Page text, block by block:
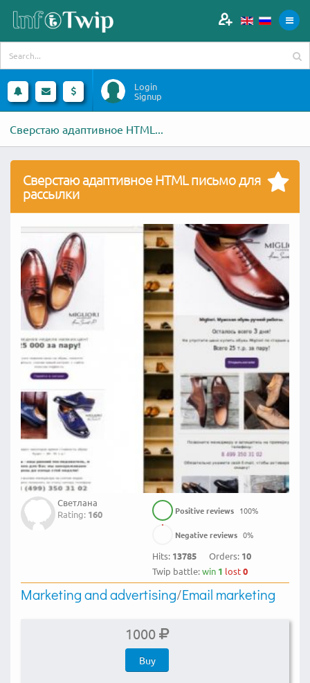
Login
Signup
Сверстаю адаптивное HTML...
Сверстаю адаптивное HTML письмо для
рассылки
Светлана
Rating: 160 Positive reviews 100%
Negative reviews 0%
Hits: 13785 Orders: 10
Twip battle:win 1 lost0
Marketing and advertising/Email marketing
1000
Buy